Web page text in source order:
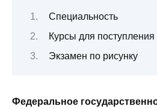
Специальность
Курсы для поступления
Экзамен по рисунку
Федеральное